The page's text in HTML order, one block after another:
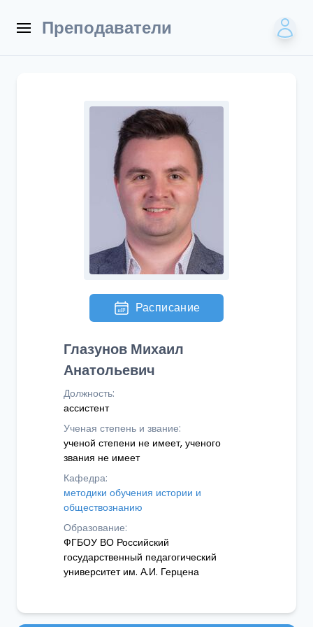
Преподаватели
Расписание
Глазунов Михаил
Анатольевич
Должность:
ассистент
Ученая степень и звание:
ученой степени не имеет, ученого
звания не имеет
Кафедра:
методики обучения истории и
обществознанию
Образование:
ФГБОУ ВО Российский
государственный педагогический
университет им. А.И. Герцена